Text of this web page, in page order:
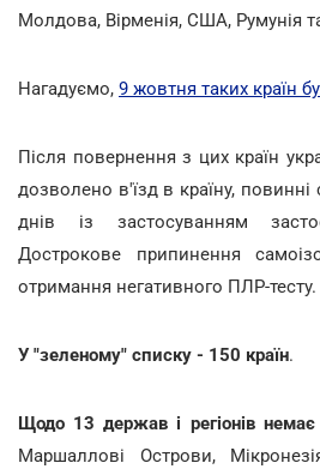
Молдова, Вірменія, США, Румунія
Нагадуємо, 9 жовтня таких країн
Після повернення з цих країн
дозволено в'їзд в країну,
днів із застосуванням
Дострокове припинення
отримання негативного ПЛР-тесту.
У "зеленому" списку - 150 країн.
Щодо 13 держав і регіонів
Маршаллові Острови,